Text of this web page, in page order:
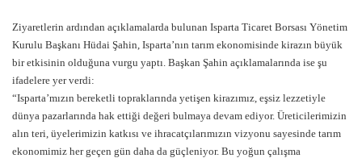
Ziyaretlerin ardından açıklamalarda bulunan Isparta Ticaret Borsası Yönetim
Kurulu Başkanı Hüdai Şahin, Isparta’nın tarım ekonomisinde kirazın büyük
bir etkisinin olduğuna vurgu yaptı. Başkan Şahin açıklamalarında ise şu
ifadelere yer verdi:
“Isparta’mızın bereketli topraklarında yetişen kirazımız, eşsiz lezzetiyle
dünya pazarlarında hak ettiği değeri bulmaya devam ediyor. Üreticilerimizin
alın teri, üyelerimizin katkısı ve ihracatçılarımızın vizyonu sayesinde tarım
ekonomimiz her geçen gün daha da güçleniyor. Bu yoğun çalışma